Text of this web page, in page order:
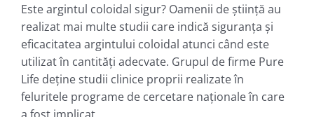
Este argintul coloidal sigur? Oamenii de știință au
realizat mai multe studii care indică siguranța și
eficacitatea argintului coloidal atunci când este
utilizat în cantități adecvate. Grupul de firme Pure
Life deţine studii clinice proprii realizate în
feluritele programe de cercetare naţionale în care
a fost implicat.